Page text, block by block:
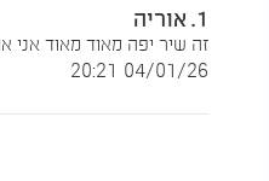
1. אוריה
זה שיר יפה מאוד מאוד אני
04/01/26 20:21